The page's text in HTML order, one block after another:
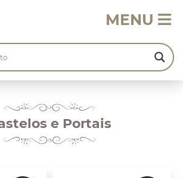
MENU
e Portais